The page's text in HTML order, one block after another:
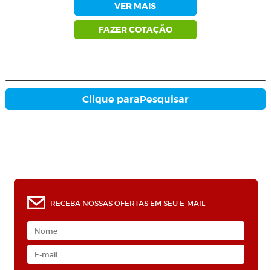
VER MAIS
FAZER COTAÇÃO
Clique paraPesquisar
RECEBA NOSSAS OFERTAS EM SEU E-MAIL